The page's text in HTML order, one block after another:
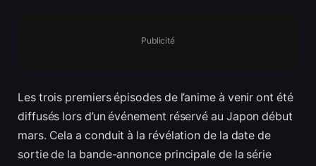
Publicité
Les trois premiers épisodes de l’anime à venir ont été
diffusés lors d’un événement réservé au Japon début
mars. Cela a conduit à la révélation de la date de
sortie de la bande-annonce principale de la série